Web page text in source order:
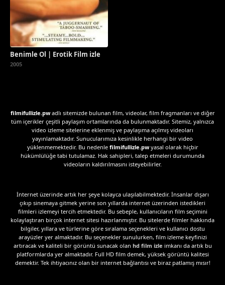
Benimle Ol | Erotik Film izle
2005
filmifullizle.pwadlı sitemizde bulunan film, videolar, film fragmanları ve diğer
tüm içerikler çeşitli paylaşım ortamlarında da bulunmaktadır. Sitemiz, yalnızca
video izleme sitelerine eklenmiş ve paylaşıma açılmış videoları
yayınlamaktadır. Sunucularımıza kesinlikle herhangi bir video
yüklenmemektedir. Bu nedenle filmifullizle.pwyasal olarak hiçbir
hükümlülüğe tabi tutulamaz. Hak sahipleri, talep etmeleri durumunda
videoların kaldırılmasını isteyebilirler.
İnternet üzerinde artık her şeye kolayca ulaşılabilmektedir. İnsanlar dışarı
çıkıp sinemaya gitmek yerine son yıllarda internet üzerinden istedikleri
filmleri izlemeyi tercih etmektedir. Bu sebeple, kullanıcıların film seçimini
kolaylaştıran birçok internet sitesi hazırlanmıştır. Bu sitelerde filmler hakkında
bilgiler, yıllara ve türlerine göre sıralama seçenekleri ve kullanıcı dostu
arayüzler yer almaktadır. Bu seçenekler sunulurken, film izleme keyfinizi
artıracak ve kaliteli bir görüntü sunacak olan hd film izle imkanı da artık bu
platformlarda yer almaktadır. Full HD film demek, yüksek görüntü kalitesi
demektir. Tek ihtiyacınız olan bir internet bağlantısı ve biraz patlamış mısır!